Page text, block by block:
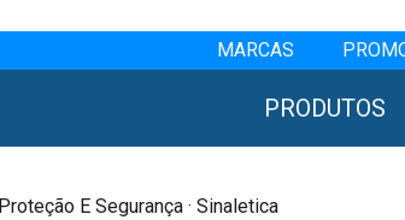
MARCAS
PRODUTOS
Proteção E Segurança· Sinaletica